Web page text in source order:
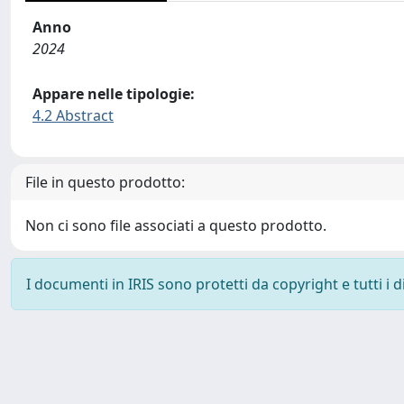
Anno
2024
Appare nelle tipologie:
4.2 Abstract
File in questo prodotto:
Non ci sono file associati a questo prodotto.
I documenti in IRIS sono protetti da copyright e tutti i